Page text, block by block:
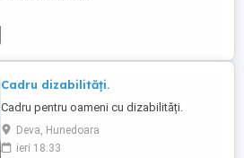
Cadru dizabilități.
Cadru pentru oameni cu dizabilități.
Deva, Hunedoara
ieri 18:33